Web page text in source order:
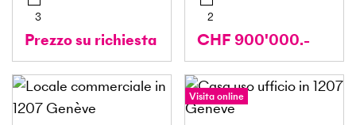
3
Prezzo su richiesta
2
CHF 900'000.-
Visita online